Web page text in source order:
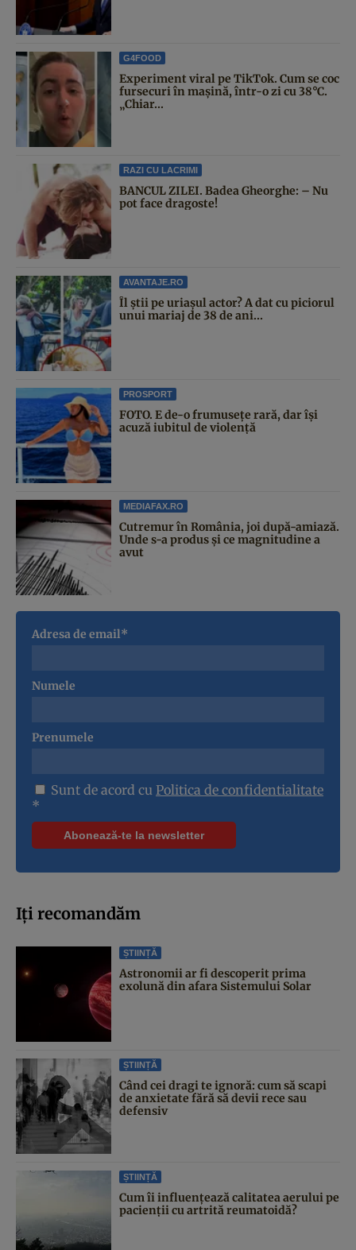
G4FOOD
Experiment viral pe TikTok. Cum se coc
fursecuri în mașină, într-o zi cu 38°C.
„Chiar...
RAZI CU LACRIMI
BANCUL ZILEI. Badea Gheorghe: – Nu
pot face dragoste!
AVANTAJE.RO
Îl știi pe uriașul actor? A dat cu piciorul
unui mariaj de 38 de ani...
PROSPORT
FOTO. E de-o frumusețe rară, dar își
acuză iubitul de violență
MEDIAFAX.RO
Cutremur în România, joi după-amiază.
Unde s-a produs și ce magnitudine a
avut
Adresa de email*
Numele
Prenumele
Sunt de acord cu Politica de confidentialitate
*
Iți recomandăm
ȘTIINȚĂ
Astronomii ar fi descoperit prima
exolună din afara Sistemului Solar
ȘTIINȚĂ
Când cei dragi te ignoră: cum să scapi
de anxietate fără să devii rece sau
defensiv
ȘTIINȚĂ
Cum îi influențează calitatea aerului pe
pacienții cu artrită reumatoidă?